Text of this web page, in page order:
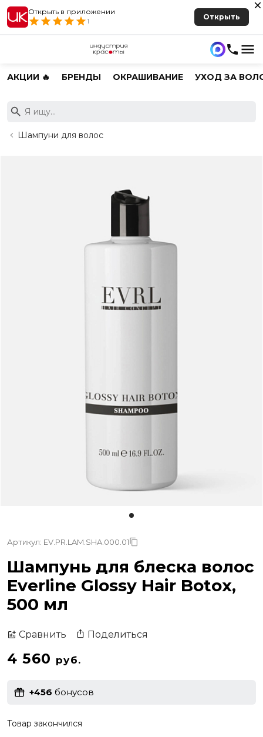
Открыть в приложении
1
Открыть
АКЦИИ 🔥 БРЕНДЫ ОКРАШИВАНИЕ УХОД ЗА
Шампуни для волос
Артикул: EV.PR.LAM.SHA.000.01
Шампунь для блеска волос
Everline Glossy Hair Botox,
500 мл
Сравнить Поделиться
4 560 руб.
+456 бонусов
Товар закончился